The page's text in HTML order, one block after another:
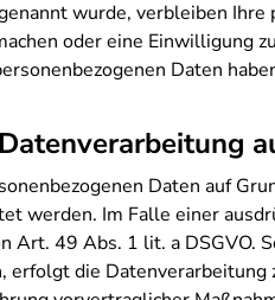
wurde, verbleiben
oder eine Einwilligung
Daten
Daten auf
werden. Im Falle einer
49 Abs. 1 lit. a DSGVO.
die